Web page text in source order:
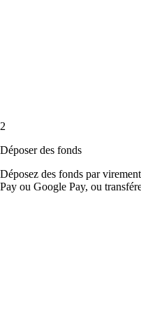
2
Déposer des fonds
Déposez des fonds par
Pay ou Google Pay, ou